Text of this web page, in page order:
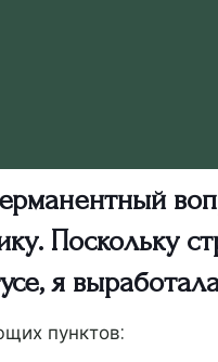
Поскольку
я
пунктов: